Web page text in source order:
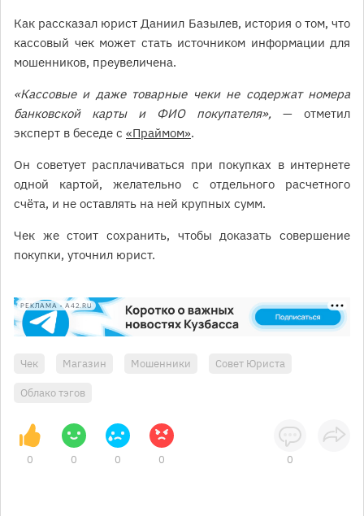
Как рассказал юрист Даниил Базылев, история о том, что
кассовый чек может стать источником информации для
мошенников, преувеличена.
«Кассовые и даже товарные чеки не содержат номера
банковской карты и ФИО покупателя», — отметил
эксперт в беседе с «Праймом».
Он советует расплачиваться при покупках в интернете
одной картой, желательно с отдельного расчетного
счёта, и не оставлять на ней крупных сумм.
Чек же стоит сохранить, чтобы доказать совершение
покупки, уточнил юрист.
РЕКЛАМА • A42.RU
Чек Магазин Мошенники Совет Юриста
Облако тэгов
0 0 0 0 0